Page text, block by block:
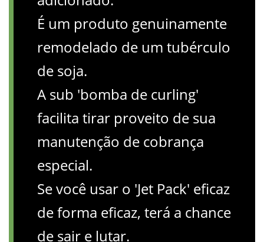
É um produto genuinamente
remodelado de um tubérculo
de soja.
A sub 'bomba de curling'
facilita tirar proveito de sua
manutenção de cobrança
especial.
Se você usar o 'Jet Pack' eficaz
de forma eficaz, terá a chance
de sair e lutar.